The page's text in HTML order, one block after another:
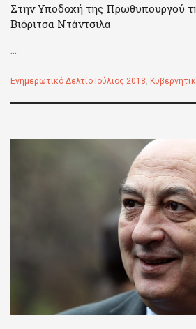
Στην Υποδοχή της Πρωθυπουργού
Βιόριτσα Ντάντσιλα
...
Ενημερωτικό Δελτίο Ιούλιος 2018,